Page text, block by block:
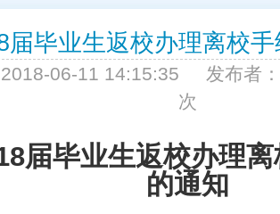
届毕业生返校办理离校
2018-06-11 14:15:35 发布者
次
届毕业生返校办理
的通知